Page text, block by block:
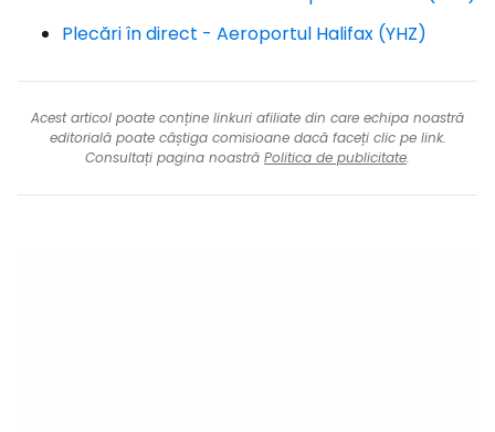
Plecări în direct - Aeroportul Halifax (YHZ)
Acest articol poate conține linkuri afiliate din care echipa noastră
editorială poate câștiga comisioane dacă faceți clic pe link.
Consultați pagina noastră Politica de publicitate.